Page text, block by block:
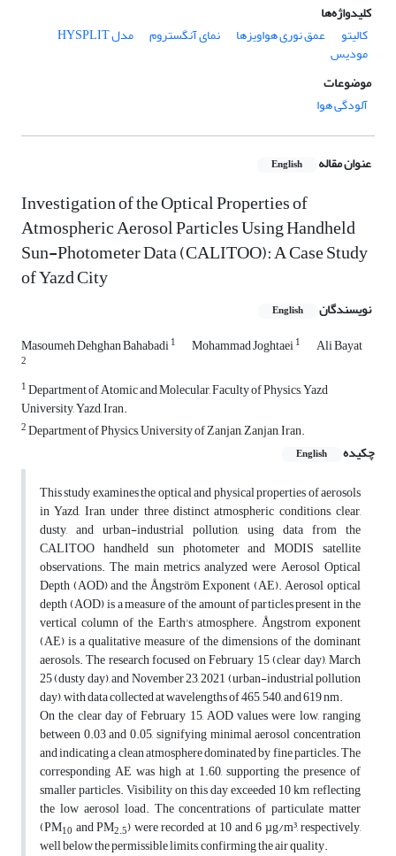
کلیدواژه‌ها
کالیتو
عمق نوری هواویزها نمای آنگستروم مدل HYSPLIT
مودیس
موضوعات
آلودگی هوا
عنوان مقاله English
Investigation of the Optical Properties of
Atmospheric Aerosol Particles Using Handheld
Sun-Photometer Data (CALITOO): A Case Study
of Yazd City
نویسندگان English
Masoumeh Dehghan Bahabadi1 Mohammad Joghtaei1 Ali Bayat
2
1Department of Atomic and Molecular, Faculty of Physics, Yazd
University, Yazd, Iran.
2Department of Physics, University of Zanjan, Zanjan, Iran.
چکیده
English
This study examines the optical and physical properties of aerosols
in Yazd, Iran, under three distinct atmospheric conditions, clear,
dusty, and urban-industrial pollution, using data from the
CALITOO handheld sun photometer and MODIS satellite
observations. The main metrics analyzed were Aerosol Optical
Depth (AOD) and the Ångström Exponent (AE). Aerosol optical
depth (AOD) is a measure of the amount of particles present in the
vertical column of the Earth's atmosphere. Ångstrom exponent
(AE) is a qualitative measure of the dimensions of the dominant
aerosols. The research focused on February 15 (clear day), March
25 (dusty day), and November 23, 2021 (urban-industrial pollution
day), with data collected at wavelengths of 465, 540, and 619 nm.
On the clear day of February 15, AOD values were low, ranging
between 0.03 and 0.05, signifying minimal aerosol concentration
and indicating a clean atmosphere dominated by fine particles. The
corresponding AE was high at 1.60, supporting the presence of
smaller particles. Visibility on this day exceeded 10 km, reflecting
the low aerosol load. The concentrations of particulate matter
(PM10 and PM2.5) were recorded at 10 and 6 µg/m³, respectively,
well below the permissible limits, confirming the air quality.